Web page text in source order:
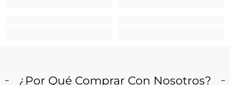
¿Por Qué Comprar Con Nosotros?